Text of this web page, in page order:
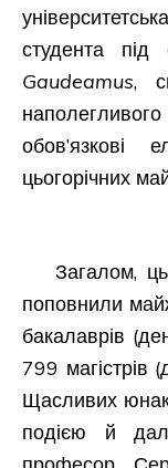
студента під
Gaudeamus,
обов’язкові
цьогорічних
Загалом,
поповнили
бакалаврів
799 магістрів
Щасливих
подією й